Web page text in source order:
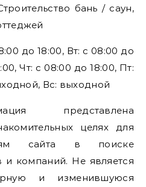
бань / саун,
до 18:00, Вт: с 08:00 до
Чт: с 08:00 до 18:00, Пт:
Вс: выходной
представлена
целях для
сайта в поиске
и компаний. Не является
и изменившуюся